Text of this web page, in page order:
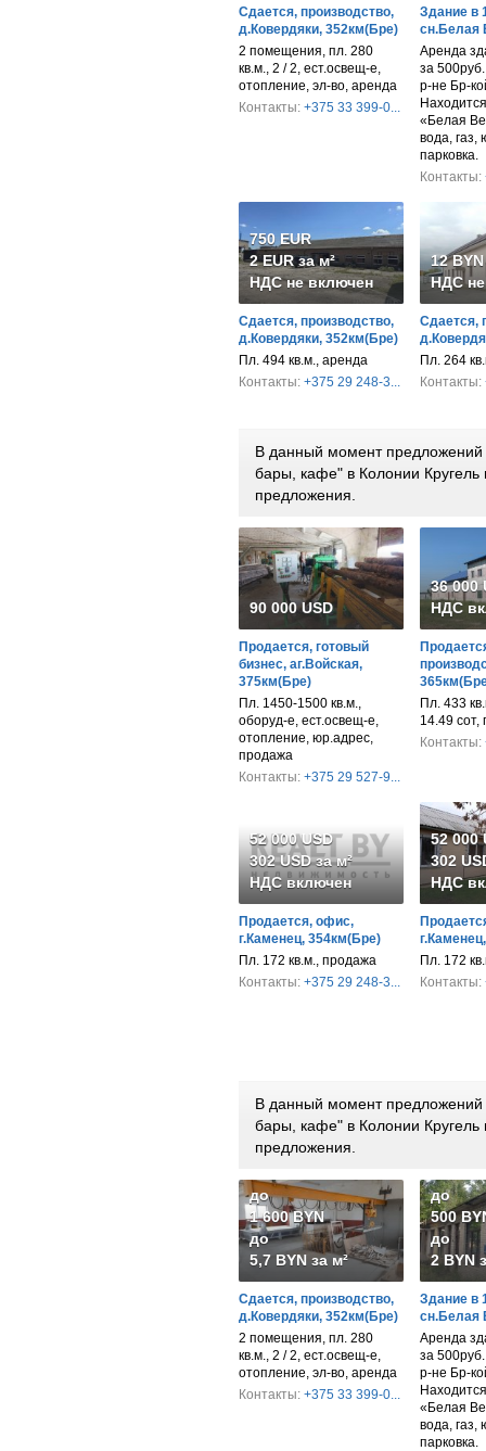
Сдается, производство,
д.Ковердяки, 352км(Бре)
2 помещения, пл. 280
кв.м., 2 / 2, ест.освещ-е,
отопление, эл-во, аренда
Контакты: +375 33 399-0...
Здание в
сн.Белая
Аренда
за
р-не Бр-
«Белая
вода, газ,
парковка.
Контакты:
750 EUR
2 EUR за м²
НДС не включен
Сдается, производство,
д.Ковердяки, 352км(Бре)
Пл. 494 кв.м., аренда
Контакты: +375 29 248-3...
12 BYN
НДС
Сдается,
Пл. 264
Контакты:
В данный момент
бары, кафе" в Колонии
предложения.
90 000 USD
Продается, готовый
бизнес, аг.Войская,
375км(Бре)
Пл. 1450-1500 кв.м.,
оборуд-е, ест.освещ-е,
отопление, юр.адрес,
продажа
Контакты: +375 29 527-9...
36 000
НДС
Пл. 433
14.49 сот,
Контакты:
52 000 USD
302 USD за м²
НДС включен
Продается, офис,
г.Каменец, 354км(Бре)
Пл. 172 кв.м., продажа
Контакты: +375 29 248-3...
52 000
302
НДС
Пл. 172
Контакты:
В данный момент
бары, кафе" в Колонии
предложения.
до
1 600 BYN
до
5,7 BYN за м²
Сдается, производство,
д.Ковердяки, 352км(Бре)
2 помещения, пл. 280
кв.м., 2 / 2, ест.освещ-е,
отопление, эл-во, аренда
Контакты: +375 33 399-0...
до
500
до
2 BYN
Здание в
сн.Белая
Аренда
за
р-не Бр-
«Белая
вода, газ,
парковка.